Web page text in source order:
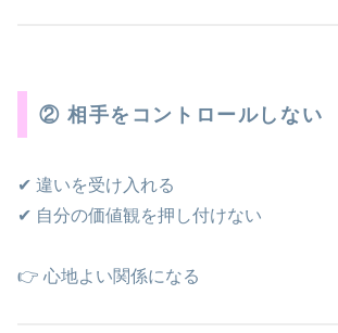
② 相手をコントロールしない
✔ 違いを受け入れる
✔ 自分の価値観を押し付けない
👉 心地よい関係になる